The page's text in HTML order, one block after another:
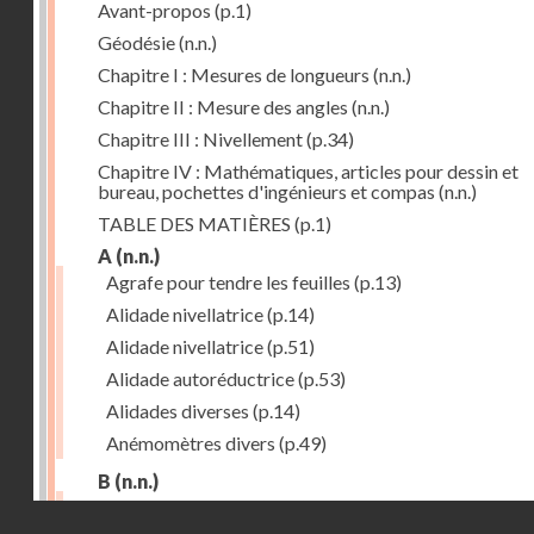
Avant-propos (p.1)
Géodésie(n.n.)
Chapitre I : Mesures de longueurs (n.n.)
Chapitre II : Mesure des angles (n.n.)
Chapitre III : Nivellement(p.34)
Chapitre IV : Mathématiques, articles pour dessin et
bureau, pochettes d'ingénieurs et compas (n.n.)
TABLE DES MATIÈRES (p.1)
A (n.n.)
Agrafe pour tendre les feuilles (p.13)
Alidade nivellatrice(p.14)
Alidade nivellatrice(p.51)
Alidade autoréductrice(p.53)
Alidades diverses (p.14)
Anémomètres divers (p.49)
B (n.n.)
Barème graphique(p.53)